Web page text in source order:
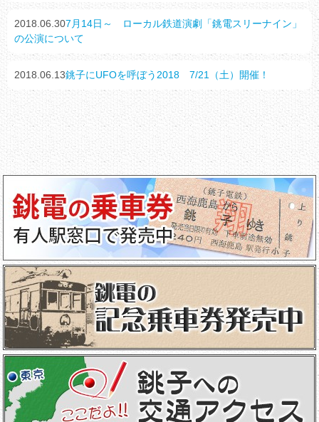
2018.06.307月14日～ ローカル鉄道演劇「銚電スリーナイン」
の公演について
2018.06.13銚子にUFOを呼ぼう2018 7/21（土）開催！